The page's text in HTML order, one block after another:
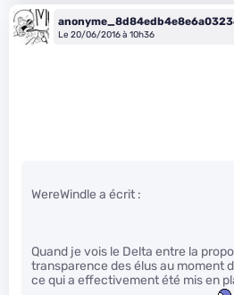
Le 20/06/2016 à 10h36
WereWindle a écrit :
Quand je vois le Delta entre la
transparence des élus au moment
ce qui a effectivement été mis en